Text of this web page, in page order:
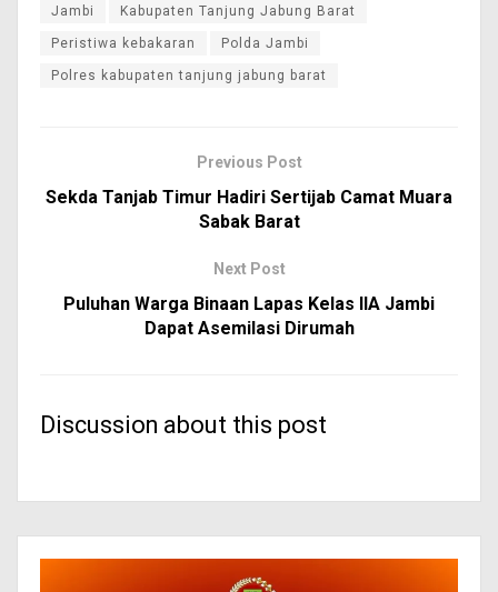
Jambi Kabupaten Tanjung Jabung Barat
Peristiwa kebakaran Polda Jambi
Polres kabupaten tanjung jabung barat
Previous Post
Sekda Tanjab Timur Hadiri Sertijab Camat Muara
Sabak Barat
Next Post
Puluhan Warga Binaan Lapas Kelas IIA Jambi
Dapat Asemilasi Dirumah
Discussion about this post